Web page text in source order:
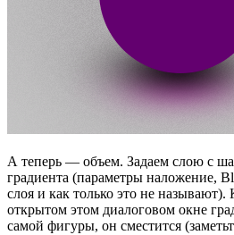
А теперь — объем. Задаем слою с
градиента (параметры наложение,
слоя и как только это не называют).
открытом этом диалоговом окне
самой фигуры, он сместится